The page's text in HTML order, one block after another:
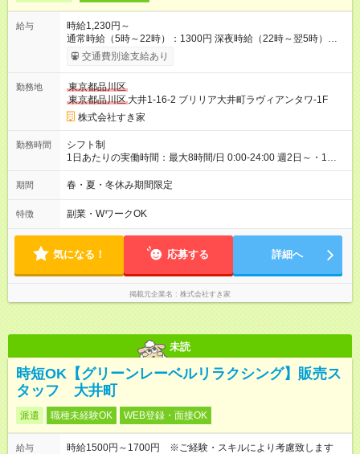
給与
時給1,230円～
通常時給（5時～22時）：1300円 深夜時給（22時～翌5時）：
1625円 高校生時給：1230円 【特別手当】早朝手当（5：00-9：
00）時給+150円 【試用期間】試用期間あり 試用期間の長さ：1
30日（※条件変更なし）ですが、切り上げで一ヶ月とさせてい
ただきます。 研修制度あり：15時間(研修中も同時給）
交通費別途支給あり
勤務地
東京都品川区
東京都品川区 大井1-16-2 ブリリア大井町ラヴィアンタワ-1F
株式会社すき家
勤務時間
シフト制
1日あたりの実働時間：最大8時間/日 0:00-24:00 週2日～・1日
2h～OK ＜シフト例＞ 〇朝帯 5:00-9:00 〇昼帯 9:00-14:00 〇午
後帯 14:00-18:00 〇夜帯 18:00-22:00 〇深夜帯 22:00-翌5:00 基
ます♪
期間 春・夏・冬休み期間限定
特徴 副業・WワークOK
気になる！ 応募する 詳細へ
掲載元企業名 株式会社すき家
未読
時短OK【グリーンレーベルリラクシング】販売ス
タッフ 大井町
派遣 職種未経験OK WEB登録・面接OK
給与 時給1500円～1700円 ※ご経験・スキルにより考慮致します